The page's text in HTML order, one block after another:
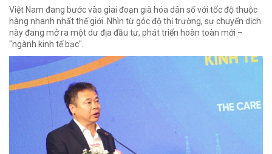
Việt Nam đang bước vào giai đoạn già hóa dân số với tốc độ thuộc
hàng nhanh nhất thế giới. Nhìn từ góc độ thị trường, sự chuyển dịch
này đang mở ra một dư địa đầu tư, phát triển hoàn toàn mới –
"ngành kinh tế bạc".